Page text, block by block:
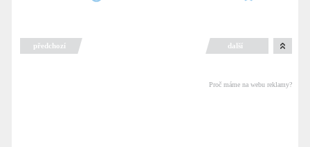
předchozí další
Proč máme na webu reklamy?